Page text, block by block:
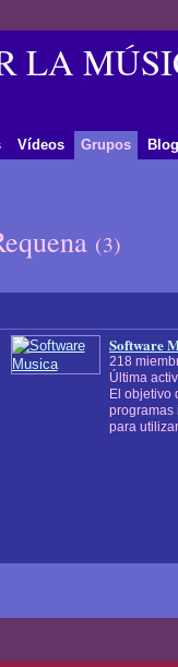
LA
Vídeos Grupos
(3)
Software
218
Última
El objetivo
programas
para